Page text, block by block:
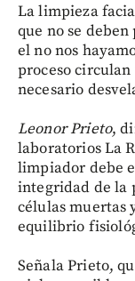
La limpieza
que no se
el no nos
proceso
necesario
Leonor Prieto,
laboratorios La
limpiador debe
integridad de la
células muertas
equilibrio
Señala Prieto,